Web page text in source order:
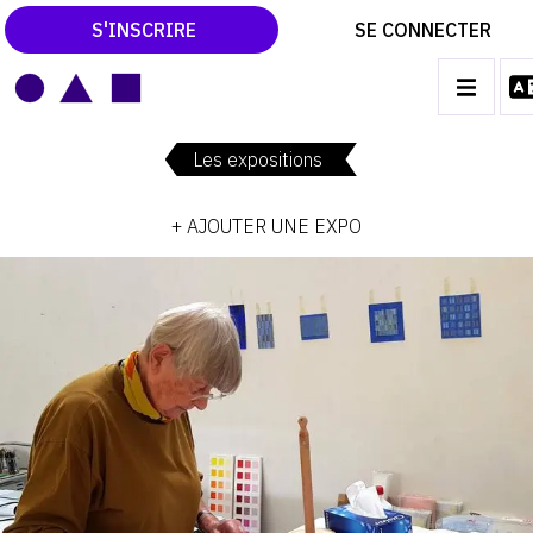
S'INSCRIRE SE CONNECTER
CATALOGUES RAISONNÉS
LES EXPOSITIONS
ARCHIVES DES EXPOSITIONS
ACTUALITÉS DU MONDE DE L'ART
LIBRAIRIE : LIVRES & CATALOGUES
LEXIQUE ARTISTIQUE
Les expositions
+ AJOUTER UNE EXPO